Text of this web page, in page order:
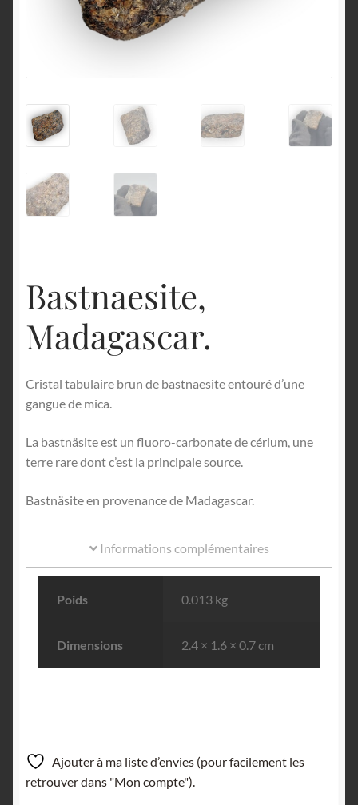
Bastnaesite,
Madagascar.
Cristal tabulaire brun de bastnaesite entouré d’une
gangue de mica.
La bastnäsite est un fluoro-carbonate de cérium, une
terre rare dont c’est la principale source.
Bastnäsite en provenance de Madagascar.
Informations complémentaires
Poids 0.013 kg
Dimensions 2.4 × 1.6 × 0.7 cm
Ajouter à ma liste d’envies (pour facilement les
retrouver dans "Mon compte").